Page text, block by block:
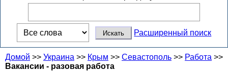
Расширенный поиск
Домой >> Украина >> Крым >> Севастополь >> Работа >>
Вакансии - разовая работа